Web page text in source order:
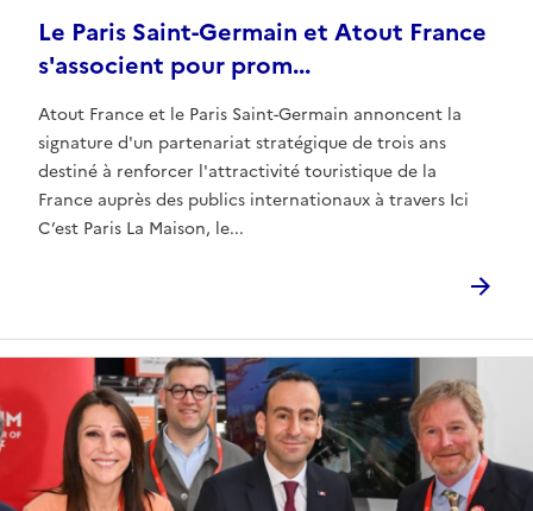
Le Paris Saint-Germain et Atout France
s'associent pour prom...
Atout France et le Paris Saint-Germain annoncent la
signature d'un partenariat stratégique de trois ans
destiné à renforcer l'attractivité touristique de la
France auprès des publics internationaux à travers Ici
C’est Paris La Maison, le...